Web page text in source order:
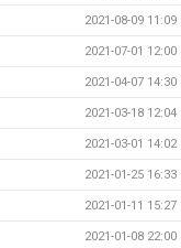
2021-08-09 11:09
2021-07-01 12:00
2021-04-07 14:30
2021-03-18 12:04
2021-03-01 14:02
2021-01-25 16:33
2021-01-11 15:27
2021-01-08 22:00